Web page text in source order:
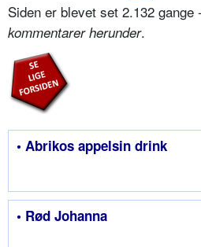
Siden er blevet set 2.132 gange -
kommentarer herunder.
• Abrikos appelsin drink
• Rød Johanna